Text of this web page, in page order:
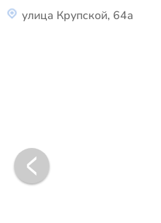
улица Крупской, 64а